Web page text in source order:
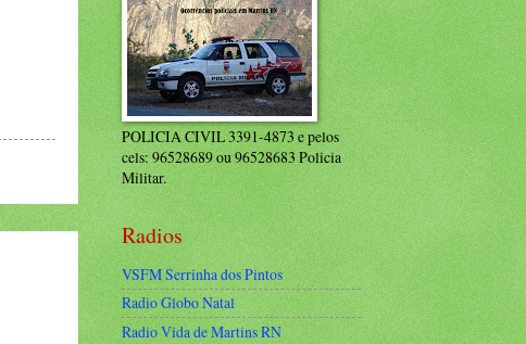
POLICIA CIVIL 3391-4873 e pelos
cels: 96528689 ou 96528683 Policia
Militar.
Radios
VSFM Serrinha dos Pintos
Radio Globo Natal
Radio Vida de Martins RN